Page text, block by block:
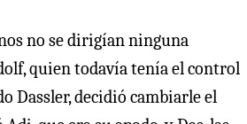
no se dirigían ninguna
quien todavía tenía el control
Dassler, decidió cambiarle el